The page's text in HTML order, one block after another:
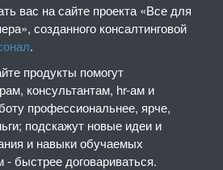
вас на сайте проекта «Все для
созданного консалтинговой
.
продукты помогут
консультантам, hr-ам и
профессиональнее, ярче,
подскажут новые идеи и
и навыки обучаемых
- быстрее договариваться.